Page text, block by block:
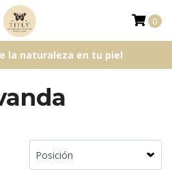
la naturaleza en tu piel
0